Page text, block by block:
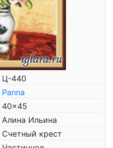
Ц-440
Panna
40x45
Алина Ильина
Счетный крест